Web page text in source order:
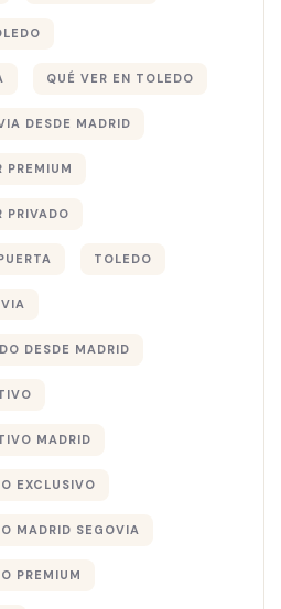
QUÉ VER EN TOLEDO
DESDE MADRID
PREMIUM
PRIVADO
TOLEDO
DESDE MADRID
MADRID
EXCLUSIVO
MADRID SEGOVIA
PREMIUM